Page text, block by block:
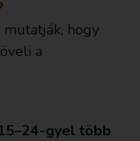
hogy
a
gyel több